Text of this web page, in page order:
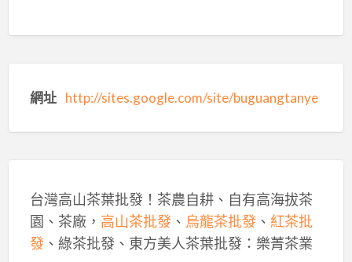
網址 http://sites.google.com/site/buguangtanye
台灣高山茶葉批發！茶農自耕、自有高海拔茶
園、茶廠， 高山茶批發、 烏龍茶批發、 紅茶批
發、綠茶批發、東方美人茶葉批發：樂菁茶業